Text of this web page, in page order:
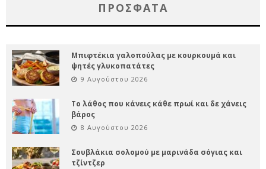
ΠΡΌΣΦΑΤΑ
Μπιφτέκια γαλοπούλας με κουρκουμά και
ψητές γλυκοπατάτες
9 Αυγούστου 2026
Το λάθος που κάνεις κάθε πρωί και δε χάνεις
βάρος
8 Αυγούστου 2026
Σουβλάκια σολομού με μαρινάδα σόγιας και
τζίντζερ